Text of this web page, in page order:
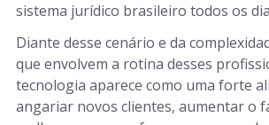
sistema jurídico brasileiro todos os
Diante desse cenário e da
que envolvem a rotina desses
tecnologia aparece como uma forte
angariar novos clientes, aumentar o